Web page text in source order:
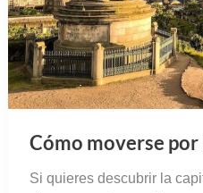
Cómo moverse
Si quieres descubrir la